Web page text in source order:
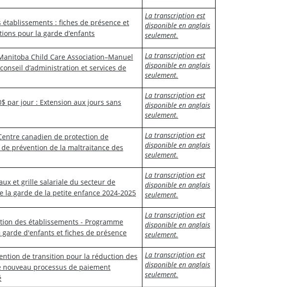
: fiches de présence et
pour la garde d’enfants
La transcription est
disponible en anglais
seulement.
Child Care Association–Manuel
d’administration et services de
La transcription est
disponible en anglais
seulement.
par jour : Extension aux jours sans
La transcription est
disponible en anglais
seulement.
canadien de protection de
de prévention de la maltraitance des
La transcription est
disponible en anglais
seulement.
et grille salariale du secteur de
la garde de la petite enfance 2024-2025
La transcription est
disponible en anglais
seulement.
des établissements - Programme
garde d'enfants et fiches de présence
La transcription est
disponible en anglais
seulement.
de transition pour la réduction des
processus de paiement
La transcription est
disponible en anglais
seulement.